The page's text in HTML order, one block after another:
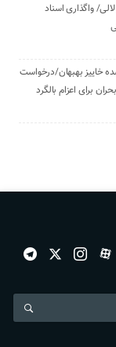
واگذاری اسناد
خاییز بهبهان/درخواست
برای اعزام بالگرد